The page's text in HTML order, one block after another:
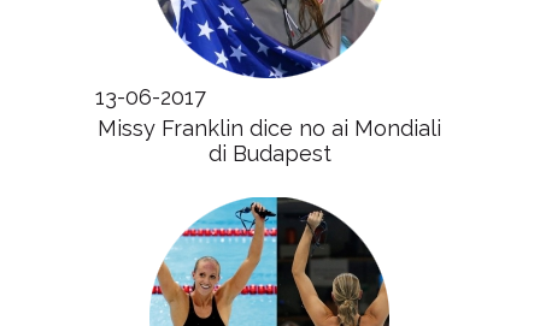
13-06-2017
Missy Franklin dice no ai Mondiali
di Budapest